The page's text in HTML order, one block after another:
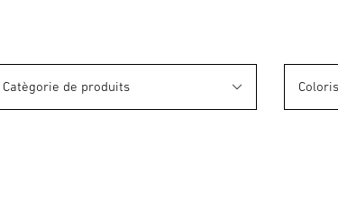
Catègorie de produits Coloris